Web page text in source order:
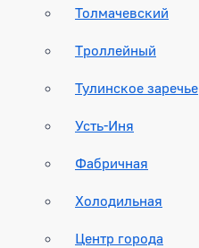
Толмачевский
Троллейный
Тулинское заречье
Усть-Иня
Фабричная
Холодильная
Центр города